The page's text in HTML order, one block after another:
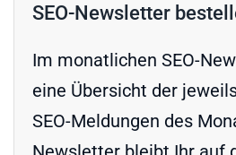
SEO-Newsletter
Im monatlichen SEO-
eine Übersicht der
SEO-Meldungen des